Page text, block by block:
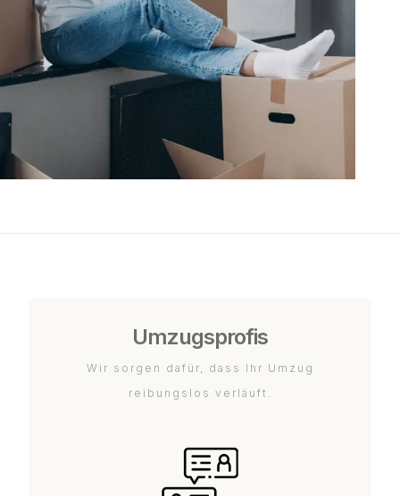
Umzugsprofis
Wir sorgen dafür, dass Ihr Umzug
reibungslos verläuft.